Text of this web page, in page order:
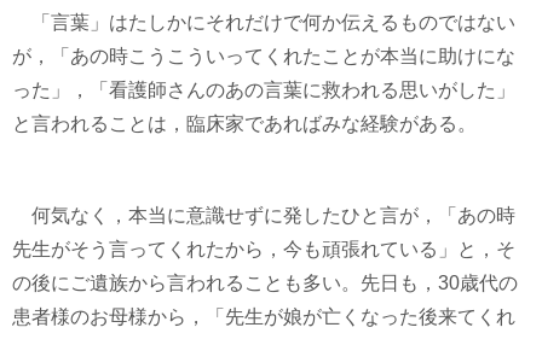
「言葉」はたしかにそれだけで何か伝えるものではない
が，「あの時こうこういってくれたことが本当に助けにな
った」，「看護師さんのあの言葉に救われる思いがした」
と言われることは，臨床家であればみな経験がある。
何気なく，本当に意識せずに発したひと言が，「あの時
先生がそう言ってくれたから，今も頑張れている」と，そ
の後にご遺族から言われることも多い。先日も，30歳代の
患者様のお母様から，「先生が娘が亡くなった後来てくれ